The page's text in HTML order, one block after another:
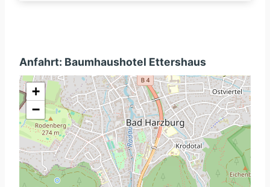
Anfahrt: Baumhaushotel Ettershaus
+
−